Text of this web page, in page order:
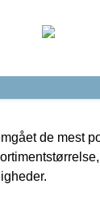
de mest